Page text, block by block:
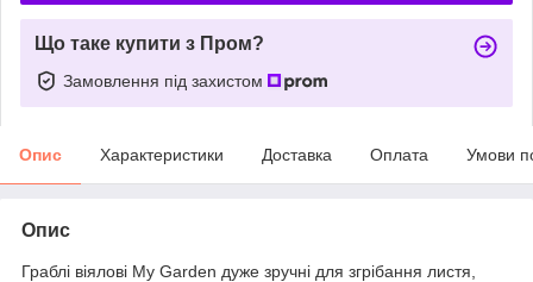
Що таке купити з Пром?
Замовлення під захистом
Опис Характеристики Доставка Оплата Умови
Опис
Граблі віялові My Garden дуже зручні для згрібання листя,